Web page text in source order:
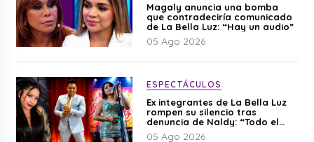
Magaly anuncia una bomba
que contradeciría comunicado
de La Bella Luz: “Hay un audio”
05 Ago 2026
ESPECTÁCULOS
Ex integrantes de La Bella Luz
rompen su silencio tras
denuncia de Naldy: “Todo el
mundo lo sabía”
05 Ago 2026